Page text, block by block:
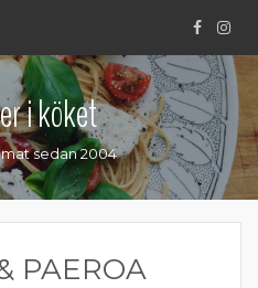
.
i köket
sedan 2004
PAEROA